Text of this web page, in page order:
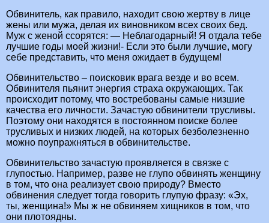
Обвинитель, как правило, находит свою жертву в лице
жены или мужа, делая их виновником всех своих бед.
Муж с женой ссорятся: — Неблагодарный! Я отдала тебе
лучшие годы моей жизни!- Если это были лучшие, могу
себе представить, что меня ожидает в будущем!
Обвинительство – поисковик врага везде и во всем.
Обвинителя пьянит энергия страха окружающих. Так
происходит потому, что востребованы самые низшие
качества его личности. Зачастую обвинители трусливы.
Поэтому они находятся в постоянном поиске более
трусливых и низких людей, на которых безболезненно
можно поупражняться в обвинительстве.
Обвинительство зачастую проявляется в связке с
глупостью. Например, разве не глупо обвинять женщину
в том, что она реализует свою природу? Вместо
обвинения следует тогда говорить глупую фразу: «Эх,
ты, женщина!» Мы ж не обвиняем хищников в том, что
они плотоядны.